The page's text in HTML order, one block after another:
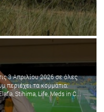
3 Απριλίου 2026 σε όλες
περιέχει τα κομμάτια:
Stihima, Life, Meds in C...